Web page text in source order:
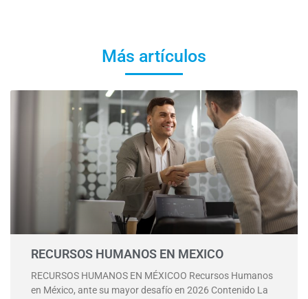
Más artículos
RECURSOS HUMANOS EN MEXICO
RECURSOS HUMANOS EN MÉXICOO Recursos Humanos
en México, ante su mayor desafío en 2026 Contenido La